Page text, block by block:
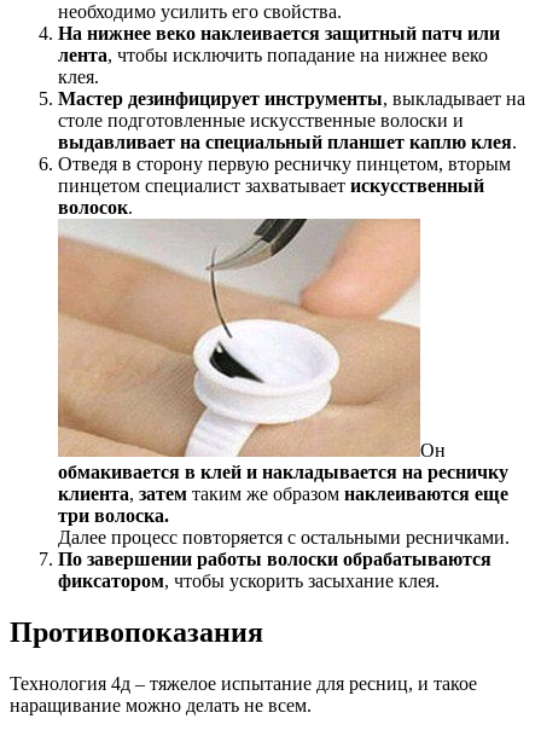
необходимо усилить его свойства.
На нижнее веко наклеивается защитный патч или
лента, чтобы исключить попадание на нижнее веко
клея.
Мастер дезинфицирует инструменты, выкладывает на
столе подготовленные искусственные волоски и
выдавливает на специальный планшет каплю клея.
Отведя в сторону первую ресничку пинцетом, вторым
пинцетом специалист захватывает искусственный
волосок.
Он
обмакивается в клей и накладывается на ресничку
клиента, затем таким же образом наклеиваются еще
три волоска.
Далее процесс повторяется с остальными ресничками.
По завершении работы волоски обрабатываются
фиксатором, чтобы ускорить засыхание клея.
Противопоказания
Технология 4д – тяжелое испытание для ресниц, и такое
наращивание можно делать не всем.